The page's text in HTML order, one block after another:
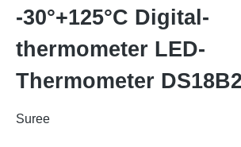
-30°+125°C Digital-
thermometer LED-
Thermometer
Suree